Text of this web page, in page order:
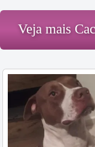
Veja mais